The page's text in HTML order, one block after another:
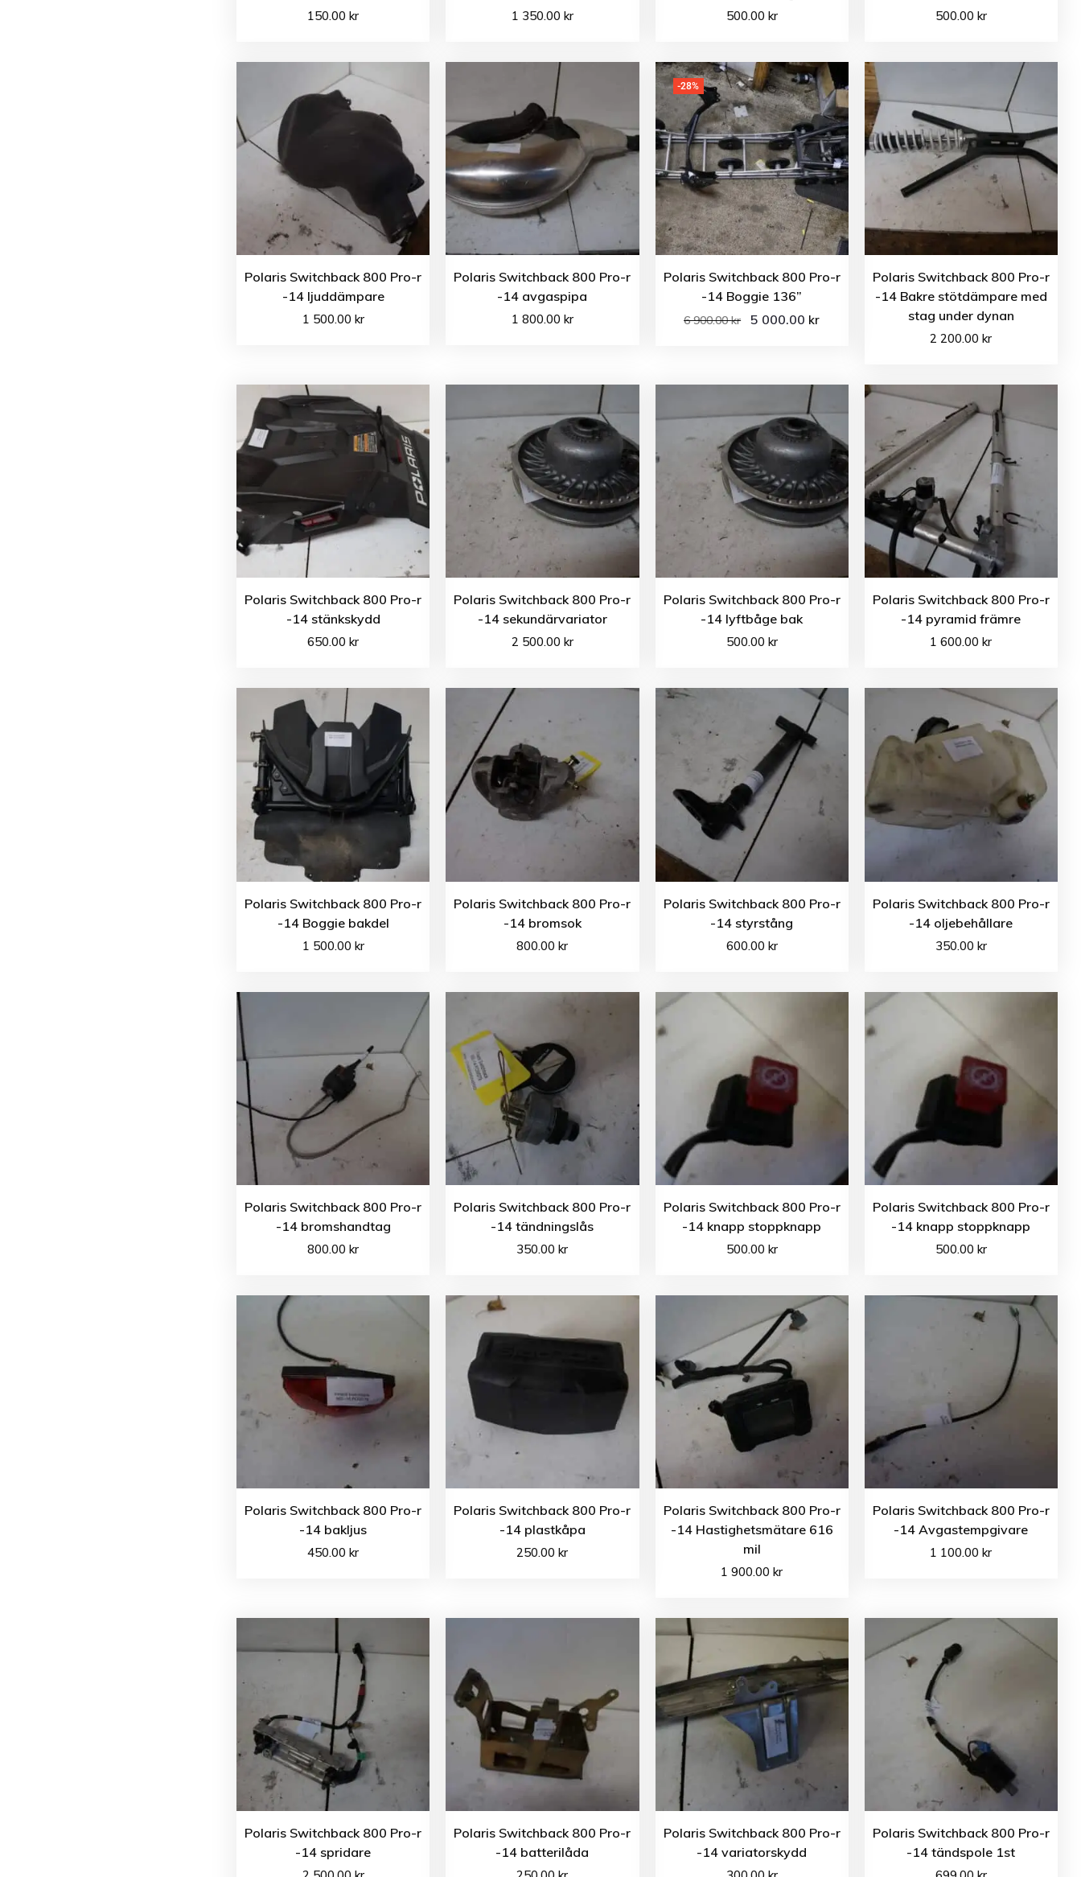
150.00kr 1 350.00 kr 500.00 kr 500.00 kr
Polaris Switchback 800 Pro-r
-14 ljuddämpare
1 500.00 kr
Polaris Switchback 800 Pro-r
-14 avgaspipa
1 800.00 kr
-28%
Polaris Switchback 800 Pro-r
-14 Boggie 136”
6 900.00kr 5 000.00 kr
Polaris Switchback 800 Pro-r
-14 Bakre stötdämpare med
stag under dynan
2 200.00kr
Polaris Switchback 800 Pro-r
-14 stänkskydd
650.00kr
Polaris Switchback 800 Pro-r
-14 sekundärvariator
2 500.00 kr
Polaris Switchback 800 Pro-r
-14 lyftbåge bak
500.00 kr
Polaris Switchback 800 Pro-r
-14 pyramid främre
1 600.00kr
Polaris Switchback 800 Pro-r
-14 Boggie bakdel
1 500.00 kr
Polaris Switchback 800 Pro-r
-14 bromsok
800.00kr
Polaris Switchback 800 Pro-r
-14 styrstång
600.00 kr
Polaris Switchback 800 Pro-r
-14 oljebehållare
350.00 kr
Polaris Switchback 800 Pro-r
-14 bromshandtag
800.00kr
Polaris Switchback 800 Pro-r
-14 tändningslås
350.00kr
Polaris Switchback 800 Pro-r
-14 knapp stoppknapp
500.00 kr
Polaris Switchback 800 Pro-r
-14 knapp stoppknapp
500.00 kr
Polaris Switchback 800 Pro-r
-14 bakljus
450.00kr
Polaris Switchback 800 Pro-r
-14 plastkåpa
250.00kr
Polaris Switchback 800 Pro-r
-14 Hastighetsmätare 616
mil
1 900.00kr
Polaris Switchback 800 Pro-r
-14 Avgastempgivare
1 100.00kr
Polaris Switchback 800 Pro-r
-14 spridare
Polaris Switchback 800 Pro-r
-14 batterilåda
Polaris Switchback 800 Pro-r
-14 variatorskydd
Polaris Switchback 800 Pro-r
-14 tändspole 1st